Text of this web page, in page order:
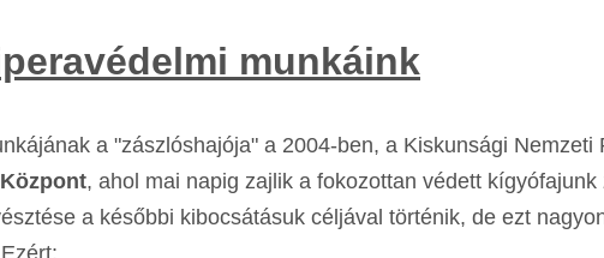
munkáink
a "zászlóshajója" a 2004-ben, a Kiskunsági Nemzeti
, ahol mai napig zajlik a fokozottan védett kígyófajunk
a későbbi kibocsátásuk céljával történik, de ezt